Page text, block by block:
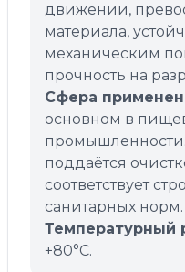
движении,
материала,
механическим
прочность на
Сфера
основном в
поддаётся
соответствует
санитарных норм.
Температурный
+80°C.